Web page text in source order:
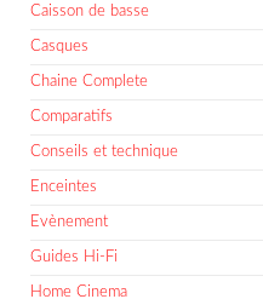
Caisson de basse
Casques
Chaine Complete
Comparatifs
Conseils et technique
Enceintes
Evènement
Guides Hi-Fi
Home Cinema